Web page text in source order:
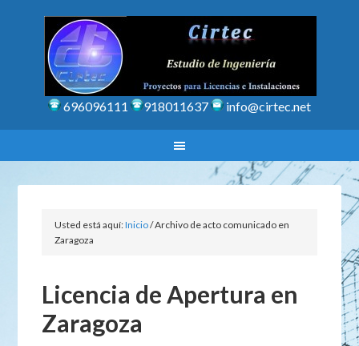
696096111 918011637 info@cirtec.net
Usted está aquí:Inicio/Archivo de acto comunicado en
Zaragoza
Licencia de Apertura en
Zaragoza